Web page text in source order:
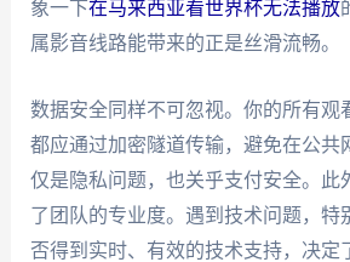
象一下在马来西亚看世界杯无法播放
属影音线路能带来的正是丝滑流畅。
数据安全同样不可忽视。你的所有观
都应通过加密隧道传输，避免在公共
仅是隐私问题，也关乎支付安全。此
了团队的专业度。遇到技术问题，特
否得到实时、有效的技术支持，决定